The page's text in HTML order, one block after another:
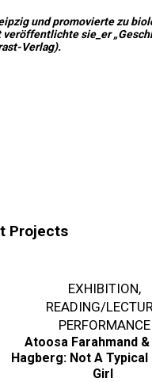
und promovierte zu
sie_er
Verlag).
Projects
EXHIBITION,
READING/
PERFORMANCE
Atoosa Farahmand
Hagberg: Not A
Girl